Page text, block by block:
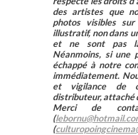
des artistes que
photos visibles
illustratif, non dans
et ne sont pas
Néanmoins, si une
échappé à notre
immédiatement.
et vigilance de
distributeur, attaché
Merci de
(
(